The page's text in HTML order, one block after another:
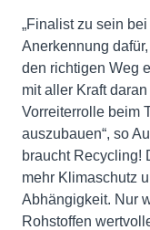
„Finalist zu sein
Anerkennung
den richtigen Weg
mit aller Kraft
Vorreiterrolle beim
auszubauen“, so
braucht Recycling!
mehr Klimaschutz
Abhängigkeit. Nur
Rohstoffen